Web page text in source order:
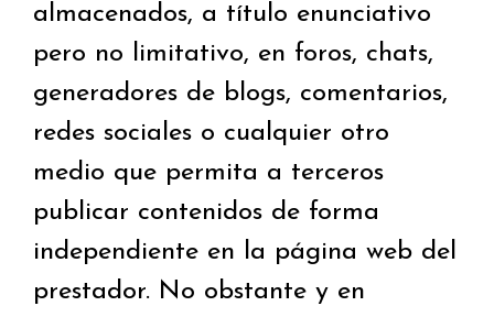
almacenados, a título enunciativo
pero no limitativo, en foros, chats,
generadores de blogs, comentarios,
redes sociales o cualquier otro
medio que permita a terceros
publicar contenidos de forma
independiente en la página web del
prestador. No obstante y en